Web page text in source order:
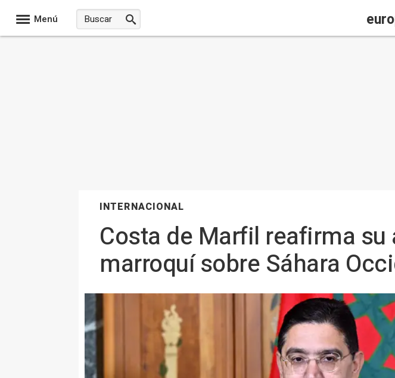
Menú
INTERNACIONAL
Costa de Marfil reafirma su
marroquí sobre Sáhara